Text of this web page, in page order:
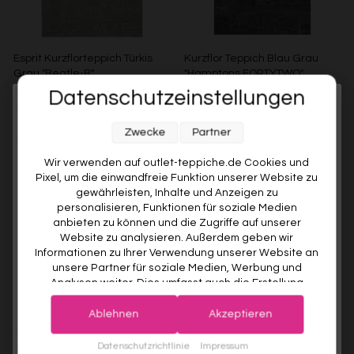
Esprit Kurzflorteppich Türkis
Grau "Beatle-B"
ESPRIT
Ab €119,00
Beige/Bunt
Braun/Bunt
Kurzflor Teppich Blau Grau
"Hamptons FORTYTWO"
WECONhome
WECONHOME
Kurzflor Teppich Blau
"Hamptons THIRTYTWO"
Kurzflorteppich Kobalt Blau
aus Schurwolle "Dodo"
Datenschutzeinstellungen
Wir verwenden auf outlet-teppiche.de Cookies und
Pixel, um die einwandfreie Funktion unserer Website zu
gewährleisten, Inhalte und Anzeigen zu
personalisieren, Funktionen für soziale Medien
anbieten zu können und die Zugriffe auf unserer
Website zu analysieren. Außerdem geben wir
Informationen zu Ihrer Verwendung unserer Website an
unsere Partner für soziale Medien, Werbung und
Analysen weiter. Dies umfasst auch die Erstellung
pseudonymer Nutzungsprofile. Unsere Partner (Google
Advertising Products Facebook Shopify) führen diese
zusammen, die Sie ihnen bereitgestellt haben (bspw.
Datenschutzrichtlinie Impressum
Zwecke Partner
Ablehnen Akzeptieren
Melde dich jetzt für unseren Newsletter an und sichere dir
10% RABATT AUF DEINE
ERSTE BESTELLUNG! 😍
VORNAME
Der Willkommensrabatt ist nur einmal pro Kunde gültig – auch bei
erneuter Anmeldung wird kein weiterer Code vergeben.
JETZT ANMELDEN